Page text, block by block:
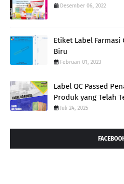
Desember 06, 2022
Etiket Label
Biru
Februari 01, 2023
Label QC Passed
Produk yang Telah
Juli 24, 2025